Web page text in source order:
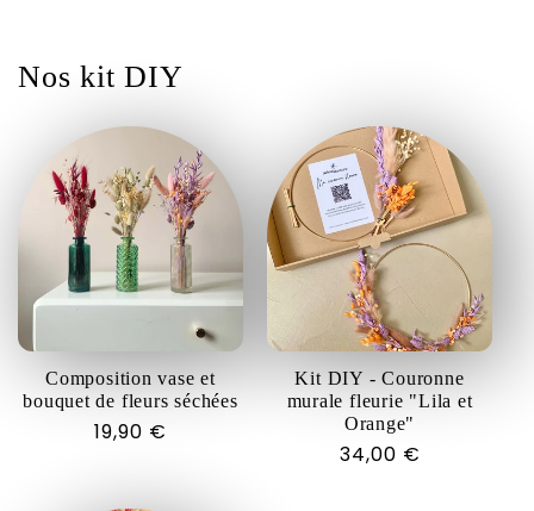
Nos kit DIY
Composition vase et
bouquet de fleurs séchées
Prix
19,90 €
Kit DIY - Couronne
murale fleurie "Lila et
Orange"
Prix
34,00 €